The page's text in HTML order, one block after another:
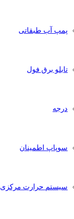
پمپ آب طبقاتی
تابلو برق فول
درجه
سوپاپ اطمینان
سیستم حرارت مرکزی
و مشتری مدار
خود پذیرا بوده و